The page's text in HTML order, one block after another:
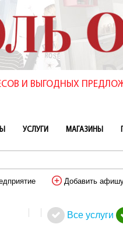
И ВЫГОДНЫХ
УСЛУГИ МАГАЗИНЫ
Добавить
Все услуги